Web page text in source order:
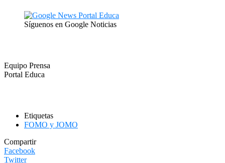
Síguenos en Google Noticias
Equipo Prensa
Portal Educa
Etiquetas
FOMO y JOMO
Compartir
Facebook
Twitter